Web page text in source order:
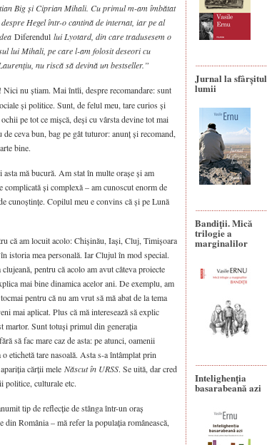
Big și Ciprian Mihali. Cu primul m-am îmbătat
Hegel într-o cantină de internat, iar pe al
Diferendul lui Lyotard, din care tradusesem o
lui Mihali, pe care l-am folosit deseori cu
nu riscă să devină un bestseller.”
nu știam. Mai întîi, despre recomandare: sunt
și politice. Sunt, de felul meu, tare curios și
pe tot ce mișcă, deși cu vârsta devine tot mai
ceva bun, bag pe gât tuturor: anunț și recomand,
bine.
mă bucură. Am stat în multe orașe și am
și complexă – am cunoscut enorm de
cunoștințe. Copilul meu e convins că și pe Lună
că am locuit acolo: Chișinău, Iași, Cluj, Timișoara
istoria mea personală. Iar Clujul în mod special.
pentru că acolo am avut câteva proiecte
mai bine dinamica acelor ani. De exemplu, am
pentru că nu am vrut să mă abat de la tema
mai aplicat. Plus că mă interesează să explic
martor. Sunt totuși primul din generația
să fac mare caz de asta: pe atunci, oamenii
etichetă tare nasoală. Asta s-a întâmplat prin
cărții mele Născut în URSS. Se uită, dar cred
politice, culturale etc.
tip de reflecție de stânga într-un oraș
România – mă refer la populația românească,
Jurnal la sfârșitul
lumii
Bandiţii. Mică
trilogie a
marginalilor
Intelighenția
basarabeană azi